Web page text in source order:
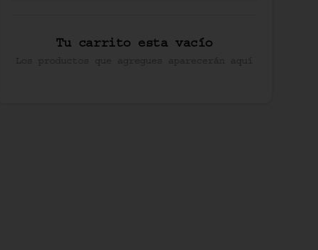
Tu carrito esta vacío
Los productos que agregues aparecerán aquí